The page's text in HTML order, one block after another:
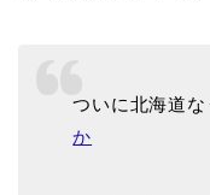
ついに北海道な
か